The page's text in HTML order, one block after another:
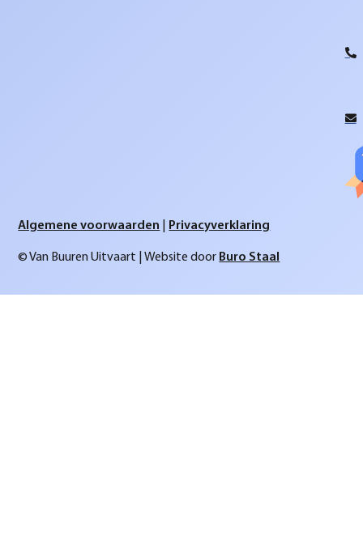
© Van Buuren Uitvaart | Website door Buro Staal
Algemene voorwaarden Privacyverklaring